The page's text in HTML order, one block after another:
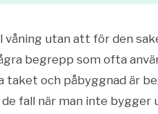
utan att för den
begrepp som ofta
taket och påbyggnad är
fall när man inte